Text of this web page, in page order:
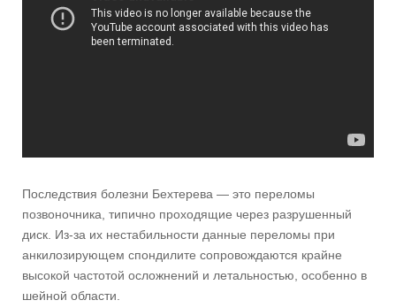
Последствия болезни Бехтерева — это переломы
позвоночника, типично проходящие через разрушенный
диск. Из-за их нестабильности данные переломы при
анкилозирующем спондилите сопровождаются крайне
высокой частотой осложнений и летальностью, особенно в
шейной области.